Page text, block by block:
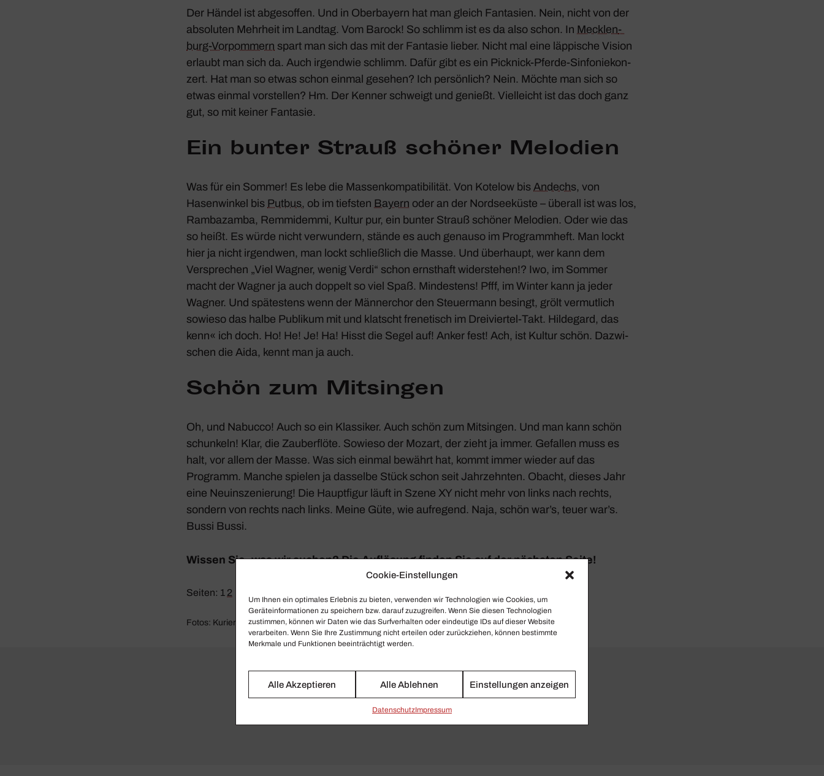
Cookie-Einstellungen
Um Ihnen ein optimales Erlebnis zu bieten, verwenden wir Technologien wie Cookies, um
Geräteinformationen zu speichern bzw. darauf zuzugreifen. Wenn Sie diesen Technologien
zustimmen, können wir Daten wie das Surfverhalten oder eindeutige IDs auf dieser Website
verarbeiten. Wenn Sie Ihre Zustimmung nicht erteilen oder zurückziehen, können bestimmte
Merkmale und Funktionen beeinträchtigt werden.
Alle Akzeptieren Alle Ablehnen Einstellungen anzeigen
Daten­schutzImpressum
Der Händel ist abge­soffen. Und in Ober­bayern hat man gleich Fanta­sien. Nein, nicht von der
abso­luten Mehr­heit im Landtag. Vom Barock! So schlimm ist es da also schon. In Meck­len­
burg-Vorpom­mern spart man sich das mit der Fantasie lieber. Nicht mal eine läppi­sche Vision
erlaubt man sich da. Auch irgendwie schlimm. Dafür gibt es ein Pick­nick-Pferde-Sinfo­nie­kon­
zert. Hat man so etwas schon einmal gesehen? Ich persön­lich? Nein. Möchte man sich so
etwas einmal vorstellen? Hm. Der Kenner schweigt und genießt. Viel­leicht ist das doch ganz
gut, so mit keiner Fantasie.
Ein bunter Strauß schöner Melo­dien
Was für ein Sommer! Es lebe die Massen­kom­pa­ti­bi­lität. Von Kotelow bis Andechs, von
Hasen­winkel bis Putbus, ob im tiefsten Bayern oder an der Nord­see­küste – überall ist was los,
Rambazamba, Remmi­demmi, Kultur pur, ein bunter Strauß schöner Melo­dien. Oder wie das
so heißt. Es würde nicht verwun­dern, stände es auch genauso im Programm­heft. Man lockt
hier ja nicht irgendwen, man lockt schließ­lich die Masse. Und über­haupt, wer kann dem
Verspre­chen „Viel Wagner, wenig Verdi“ schon ernst­haft wider­stehen!? Iwo, im Sommer
macht der Wagner ja auch doppelt so viel Spaß. Mindes­tens! Pfff, im Winter kann ja jeder
Wagner. Und spätes­tens wenn der Männer­chor den Steu­er­mann besingt, grölt vermut­lich
sowieso das halbe Publikum mit und klatscht frene­tisch im Drei­viertel-Takt. Hilde­gard, das
kenn« ich doch. Ho! He! Je! Ha! Hisst die Segel auf! Anker fest! Ach, ist Kultur schön. Dazwi­
schen die Aida, kennt man ja auch.
Schön zum Mitsingen
Oh, und Nabucco! Auch so ein Klas­siker. Auch schön zum Mitsingen. Und man kann schön
schun­keln! Klar, die Zauber­flöte. Sowieso der Mozart, der zieht ja immer. Gefallen muss es
halt, vor allem der Masse. Was sich einmal bewährt hat, kommt immer wieder auf das
Programm. Manche spielen ja dasselbe Stück schon seit Jahr­zehnten. Obacht, dieses Jahr
eine Neuin­sze­nie­rung! Die Haupt­figur läuft in Szene XY nicht mehr von links nach rechts,
sondern von rechts nach links. Meine Güte, wie aufre­gend. Naja, schön war’s, teuer war’s.
Bussi Bussi.
Wissen Sie, was wir suchen? Die Auflö­sung finden Sie auf der nächsten Seite!
Seiten: 1 2
Fotos: Kurier